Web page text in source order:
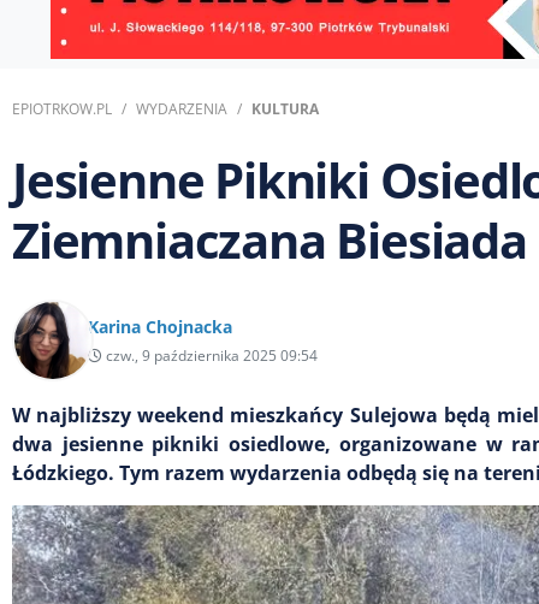
EPIOTRKOW.PL WYDARZENIA KULTURA
Jesienne Pikniki
Ziemniaczana
Karina Chojnacka
czw., 9 października 2025 09:54
W najbliższy weekend mieszkańcy Sulejowa będą
dwa jesienne pikniki osiedlowe, organizowane w
Łódzkiego. Tym razem wydarzenia odbędą się na